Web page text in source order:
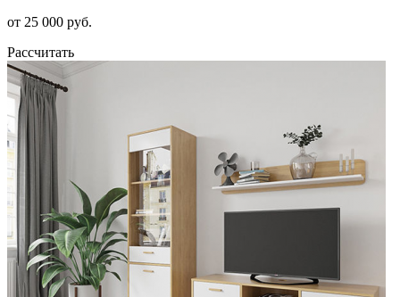
от 25 000 руб.
Рассчитать